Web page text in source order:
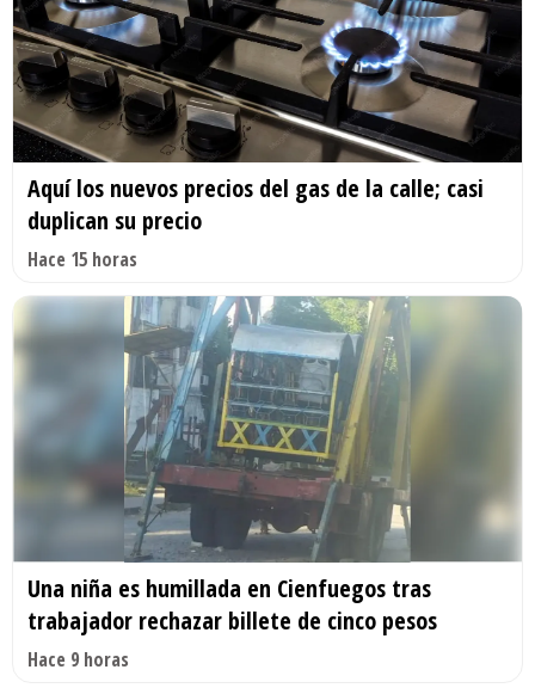
Aquí los nuevos precios del gas de la calle; casi
duplican su precio
Hace 15 horas
Una niña es humillada en Cienfuegos tras
trabajador rechazar billete de cinco pesos
Hace 9 horas